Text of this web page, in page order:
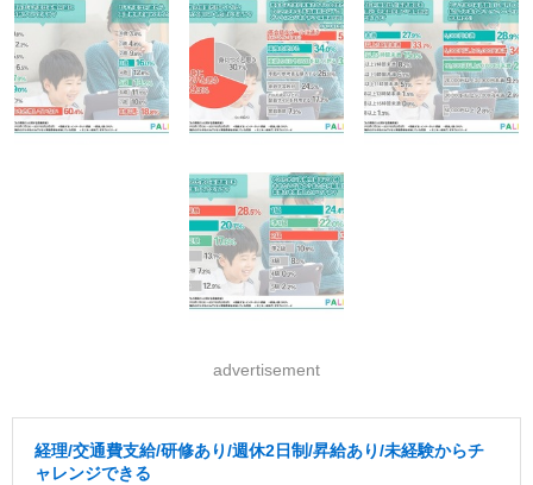
advertisement
経理/交通費支給/研修あり/週休2日制/昇給あり/未経験からチ
ャレンジできる